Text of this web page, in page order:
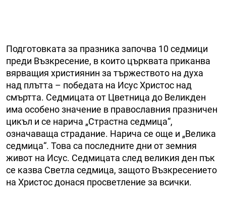
Подготовката за празника започва 10 седмици
преди Възкресение, в които църквата приканва
вярващия християнин за тържеството на духа
над плътта – победата на Исус Христос над
смъртта. Седмицата от Цветница до Великден
има особено значение в православния празничен
цикъл и се нарича „Страстна седмица“,
означаваща страдание. Нарича се още и „Велика
седмица“. Това са последните дни от земния
живот на Исус. Седмицата след великия ден пък
се казва Светла седмица, защото Възкресението
на Христос донася просветление за всички.